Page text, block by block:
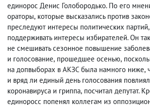
единорос Денис Голобородько. По его
ораторы, которые высказались против
преследуют интересы политических партий,
поддерживать интересы избирателей. Он
не смешивать сезонное повышение
и голосование, прошедшее осенью,
на допвыборах в АКЗС была намного ниже,
и вряд ли единый день голосования
коронавируса и гриппа, посчитал депутат.
единоросс попенял коллегам из